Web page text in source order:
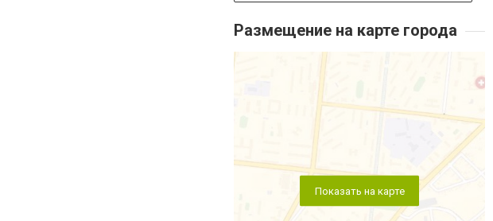
Размещение на карте города
Показать на карте